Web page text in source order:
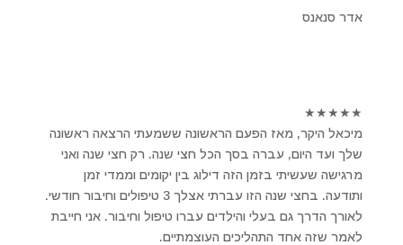
אדר סנאנס
★
★
★
★
★
מיכאל היקר, מאז הפעם הראשונה ששמעתי הרצאה ראשונה
שלך ועד היום, עברה בסך הכל חצי שנה. רק חצי שנה ואני
מרגישה שעשיתי בזמן הזה דילוג בין יקומים וממדי זמן
ותודעה. בחצי שנה הזו עברתי אצלך 3 טיפולים וחיבור חודשי.
לאורך הדרך גם בעלי והילדים עברו טיפול וחיבור. אני חייבת
לאמר שזה אחד התהליכים העוצמתיים.